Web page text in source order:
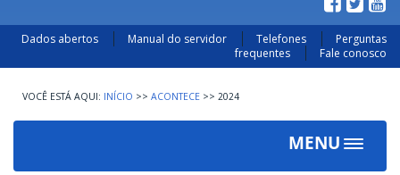
Dados abertos Manual do servidor Telefones
Perguntas
frequentes
Fale conosco
INÍCIO >> ACONTECE >> 2024
MENU
Toggle